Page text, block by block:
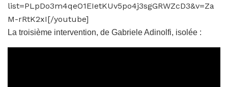
list=PLpDo3m4qeO1EIetKUv5po4j3sgGRWZcD3&v=Za
M-rRtK2xI[/youtube]
La troisième intervention, de Gabriele Adinolfi, isolée :